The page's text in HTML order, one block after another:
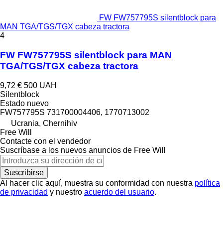
FW FW757795S silentblock para
MAN TGA/TGS/TGX cabeza tractora
4
FW FW757795S silentblock para MAN
TGA/TGS/TGX cabeza tractora
9,72 € 500 UAH
Silentblock
Estado nuevo
FW757795S 731700004406, 1770713002
Ucrania, Chernihiv
Free Will
Contacte con el vendedor
Suscríbase a los nuevos anuncios de Free Will
Suscribirse
Al hacer clic aquí, muestra su conformidad con nuestra política
de privacidad y nuestro acuerdo del usuario.